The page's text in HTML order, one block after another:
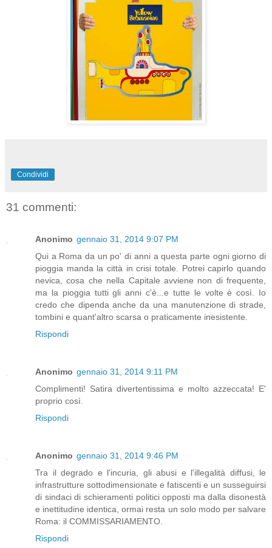
Condividi
31 commenti:
Anonimo gennaio 31, 2014 9:07 PM
Qui a Roma da un po' di anni a questa parte ogni giorno di
pioggia manda la città in crisi totale. Potrei capirlo quando
nevica, cosa che nella Capitale avviene non di frequente,
ma la pioggia tutti gli anni c'è...e tutte le volte è così. Io
credo che dipenda anche da una manutenzione di strade,
tombini e quant'altro scarsa o praticamente inesistente.
Rispondi
Anonimo gennaio 31, 2014 9:11 PM
Complimenti! Satira divertentissima e molto azzeccata! E'
proprio così.
Rispondi
Anonimo gennaio 31, 2014 9:46 PM
Tra il degrado e l'incuria, gli abusi e l'illegalità diffusi, le
infrastrutture sottodimensionate e fatiscenti e un susseguirsi
di sindaci di schieramenti politici opposti ma dalla disonestà
e inettitudine identica, ormai resta un solo modo per salvare
Roma: il COMMISSARIAMENTO.
Rispondi